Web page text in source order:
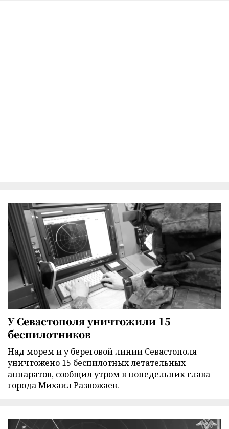
У Севастополя уничтожили 15
беспилотников
Над морем и у береговой линии Севастополя
уничтожено 15 беспилотных летательных
аппаратов, сообщил утром в понедельник глава
города Михаил Развожаев.